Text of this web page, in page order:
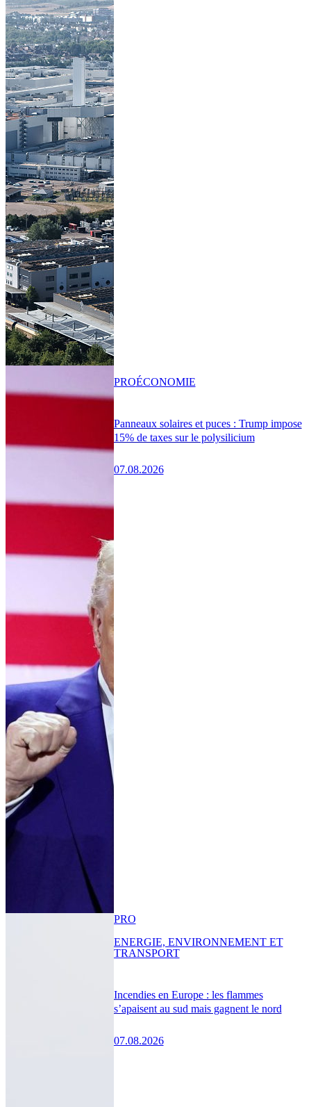
Panneaux solaires et puces : Trump impose
15% de taxes sur le polysilicium
07.08.2026
PROÉCONOMIE
Incendies en Europe : les flammes
s’apaisent au sud mais gagnent le nord
07.08.2026
PRO
ENERGIE, ENVIRONNEMENT ET
TRANSPORT